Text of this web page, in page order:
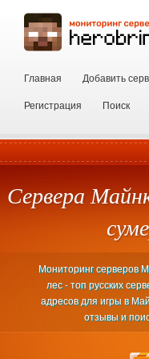
Главная Добавить
Регистрация
Поиск
Сервера
Мониторинг серверов
лес - топ русских
адресов для игры в
отзывы и